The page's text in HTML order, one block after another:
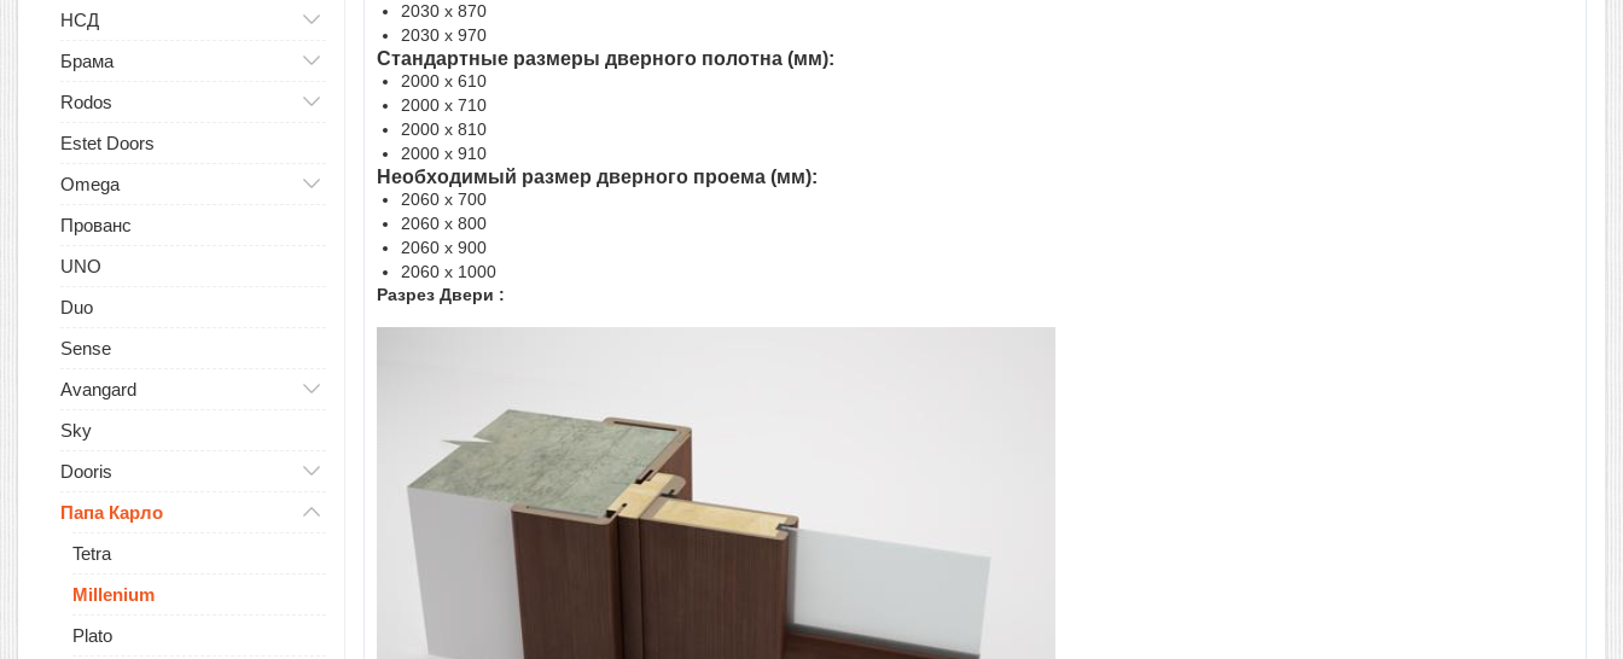
НСД
Брама
Rodos
Estet Doors
Omega
Прованс
UNO
Duo
Sense
Avangard
Sky
Dooris
Папа Карло
Tetra
Millenium
Plato
2030 x 870
2030 x 970
Стандартные размеры дверного полотна (мм):
2000 x 610
2000 x 710
2000 x 810
2000 x 910
Необходимый размер дверного проема (мм):
2060 x 700
2060 x 800
2060 x 900
2060 x 1000
Разрез Двери :